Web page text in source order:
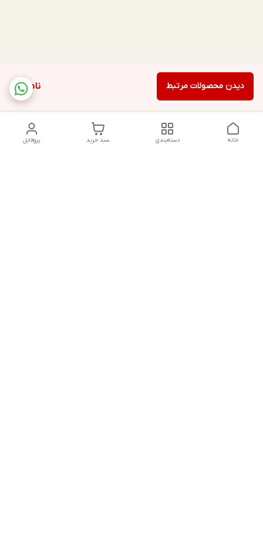
ناموجود دیدن محصولات مرتبط
پروفایل سبد خرید دسته‌بندی خانه